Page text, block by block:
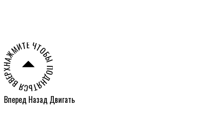
НАЖМИТЕ ЧТОБЫ ПОДНЯТЬСЯ ВВЕРХ СТРАНИЦЫ ○
Вперед Назад Двигать